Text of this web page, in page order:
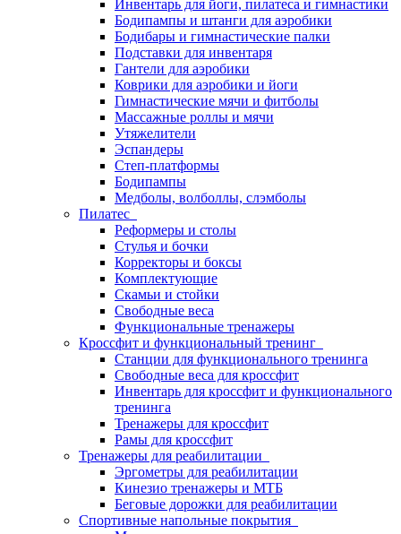
Инвентарь для йоги, пилатеса и гимнастики
Бодипампы и штанги для аэробики
Бодибары и гимнастические палки
Подставки для инвентаря
Гантели для аэробики
Коврики для аэробики и йоги
Гимнастические мячи и фитболы
Массажные роллы и мячи
Утяжелители
Эспандеры
Степ-платформы
Бодипампы
Медболы, волболлы, слэмболы
Пилатес
Реформеры и столы
Стулья и бочки
Корректоры и боксы
Комплектующие
Скамьи и стойки
Свободные веса
Функциональные тренажеры
Кроссфит и функциональный тренинг
Станции для функционального тренинга
Свободные веса для кроссфит
Инвентарь для кроссфит и функционального
тренинга
Тренажеры для кроссфит
Рамы для кроссфит
Тренажеры для реабилитации
Эргометры для реабилитации
Кинезио тренажеры и МТБ
Беговые дорожки для реабилитации
Спортивные напольные покрытия